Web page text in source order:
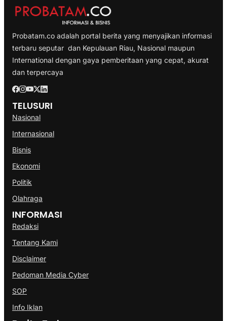
Probatam.co adalah portal berita yang menyajikan informasi
terbaru seputar dan Kepulauan Riau, Nasional maupun
International dengan gaya pemberitaan yang cepat, akurat
dan terpercaya
TELUSURI
Nasional
Internasional
Bisnis
Ekonomi
Politik
Olahraga
INFORMASI
Redaksi
Tentang Kami
Disclaimer
Pedoman Media Cyber
SOP
Info Iklan